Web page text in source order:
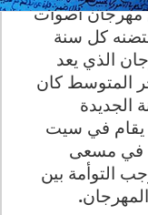
مهرجان أصوات
كل سنة
الذي يعد
المتوسط كان
الجديدة
يقام في سيت
في مسعى
التوأمة بين
.